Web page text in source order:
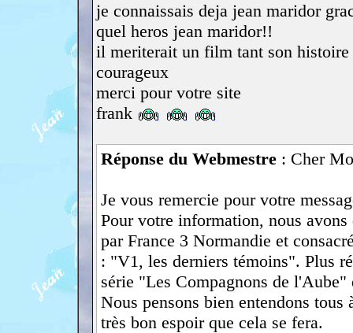
je connaissais deja jean maridor
quel heros jean maridor!!
il meriterait un film tant son
courageux
merci pour votre site
frank
Réponse du Webmestre : Cher
Je vous remercie pour votre
Pour votre information, nous
par France 3 Normandie et
: "V1, les derniers témoins". Plus
série "Les Compagnons de
Nous pensons bien entendons
très bon espoir que cela se fera.